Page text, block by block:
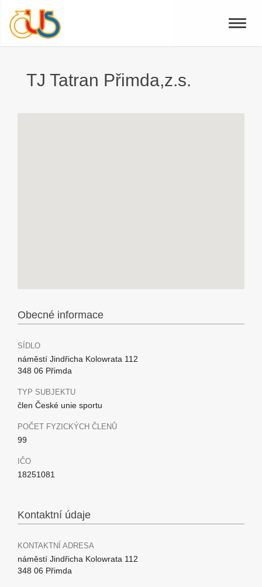
Toggle
TJ Tatran Přimda,z.s.
Obecné informace
SÍDLO
náměstí Jindřicha Kolowrata 112
348 06 Přimda
TYP SUBJEKTU
člen České unie sportu
POČET FYZICKÝCH ČLENŮ
99
IČO
18251081
Kontaktní údaje
KONTAKTNÍ ADRESA
náměstí Jindřicha Kolowrata 112
348 06 Přimda